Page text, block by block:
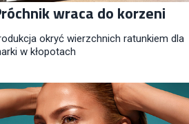
wraca do korzeni
okryć wierzchnich ratunkiem dla
w kłopotach